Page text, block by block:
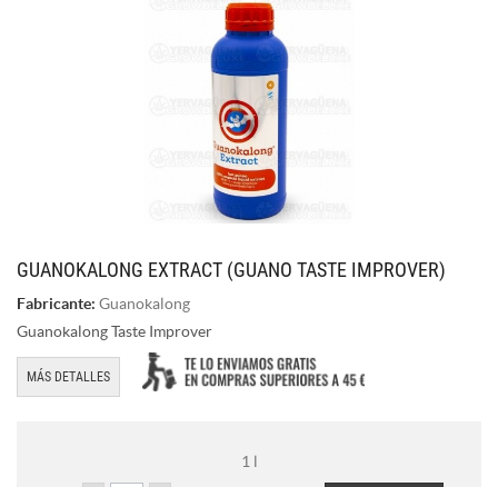
GUANOKALONG EXTRACT (GUANO TASTE IMPROVER)
Fabricante: Guanokalong
Guanokalong Taste Improver
MÁS DETALLES
1 l